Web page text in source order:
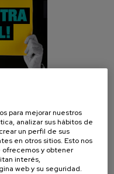
para mejorar nuestros
analizar sus hábitos de
un perfil de sus
en otros sitios. Esto nos
y obtener
interés,
web y su seguridad.